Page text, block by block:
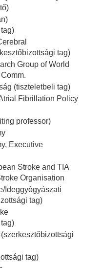
tag)
Group of World
(tiszteletbeli tag)
Fibrillation Policy
professor)
Executive
Stroke and TIA
Organisation
Ideggyógyászati
tag)
tag)